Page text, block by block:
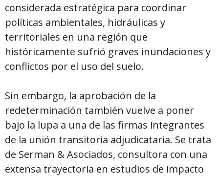
considerada estratégica para coordinar
políticas ambientales, hidráulicas y
territoriales en una región que
históricamente sufrió graves inundaciones y
conflictos por el uso del suelo.
Sin embargo, la aprobación de la
redeterminación también vuelve a poner
bajo la lupa a una de las firmas integrantes
de la unión transitoria adjudicataria. Se trata
de Serman & Asociados, consultora con una
extensa trayectoria en estudios de impacto